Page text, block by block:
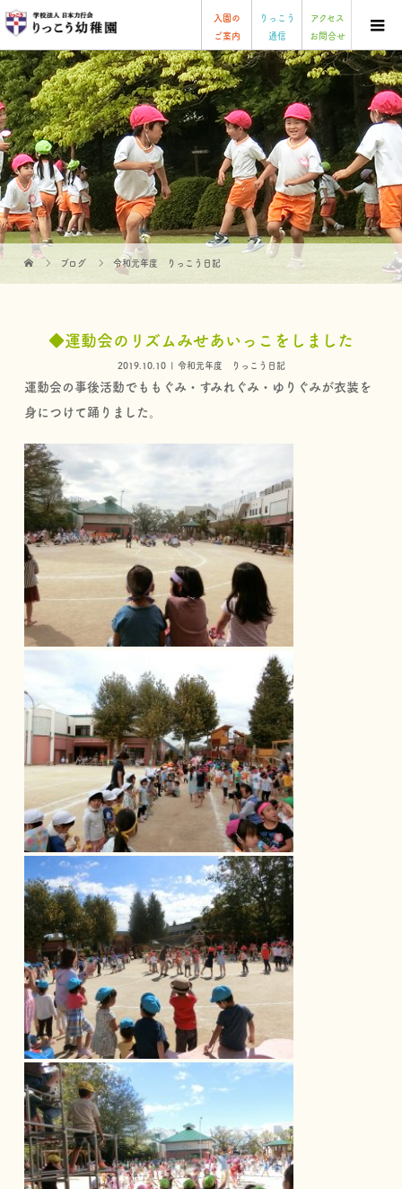
入園の
ご案内
りっこう
通信
アクセス
お問合せ
ブログ 令和元年度 りっこう日記
◆運動会のリズムみせあいっこをしました
2019.10.10 令和元年度 りっこう日記
運動会の事後活動でももぐみ・すみれぐみ・ゆりぐみが衣装を
身につけて踊りました。